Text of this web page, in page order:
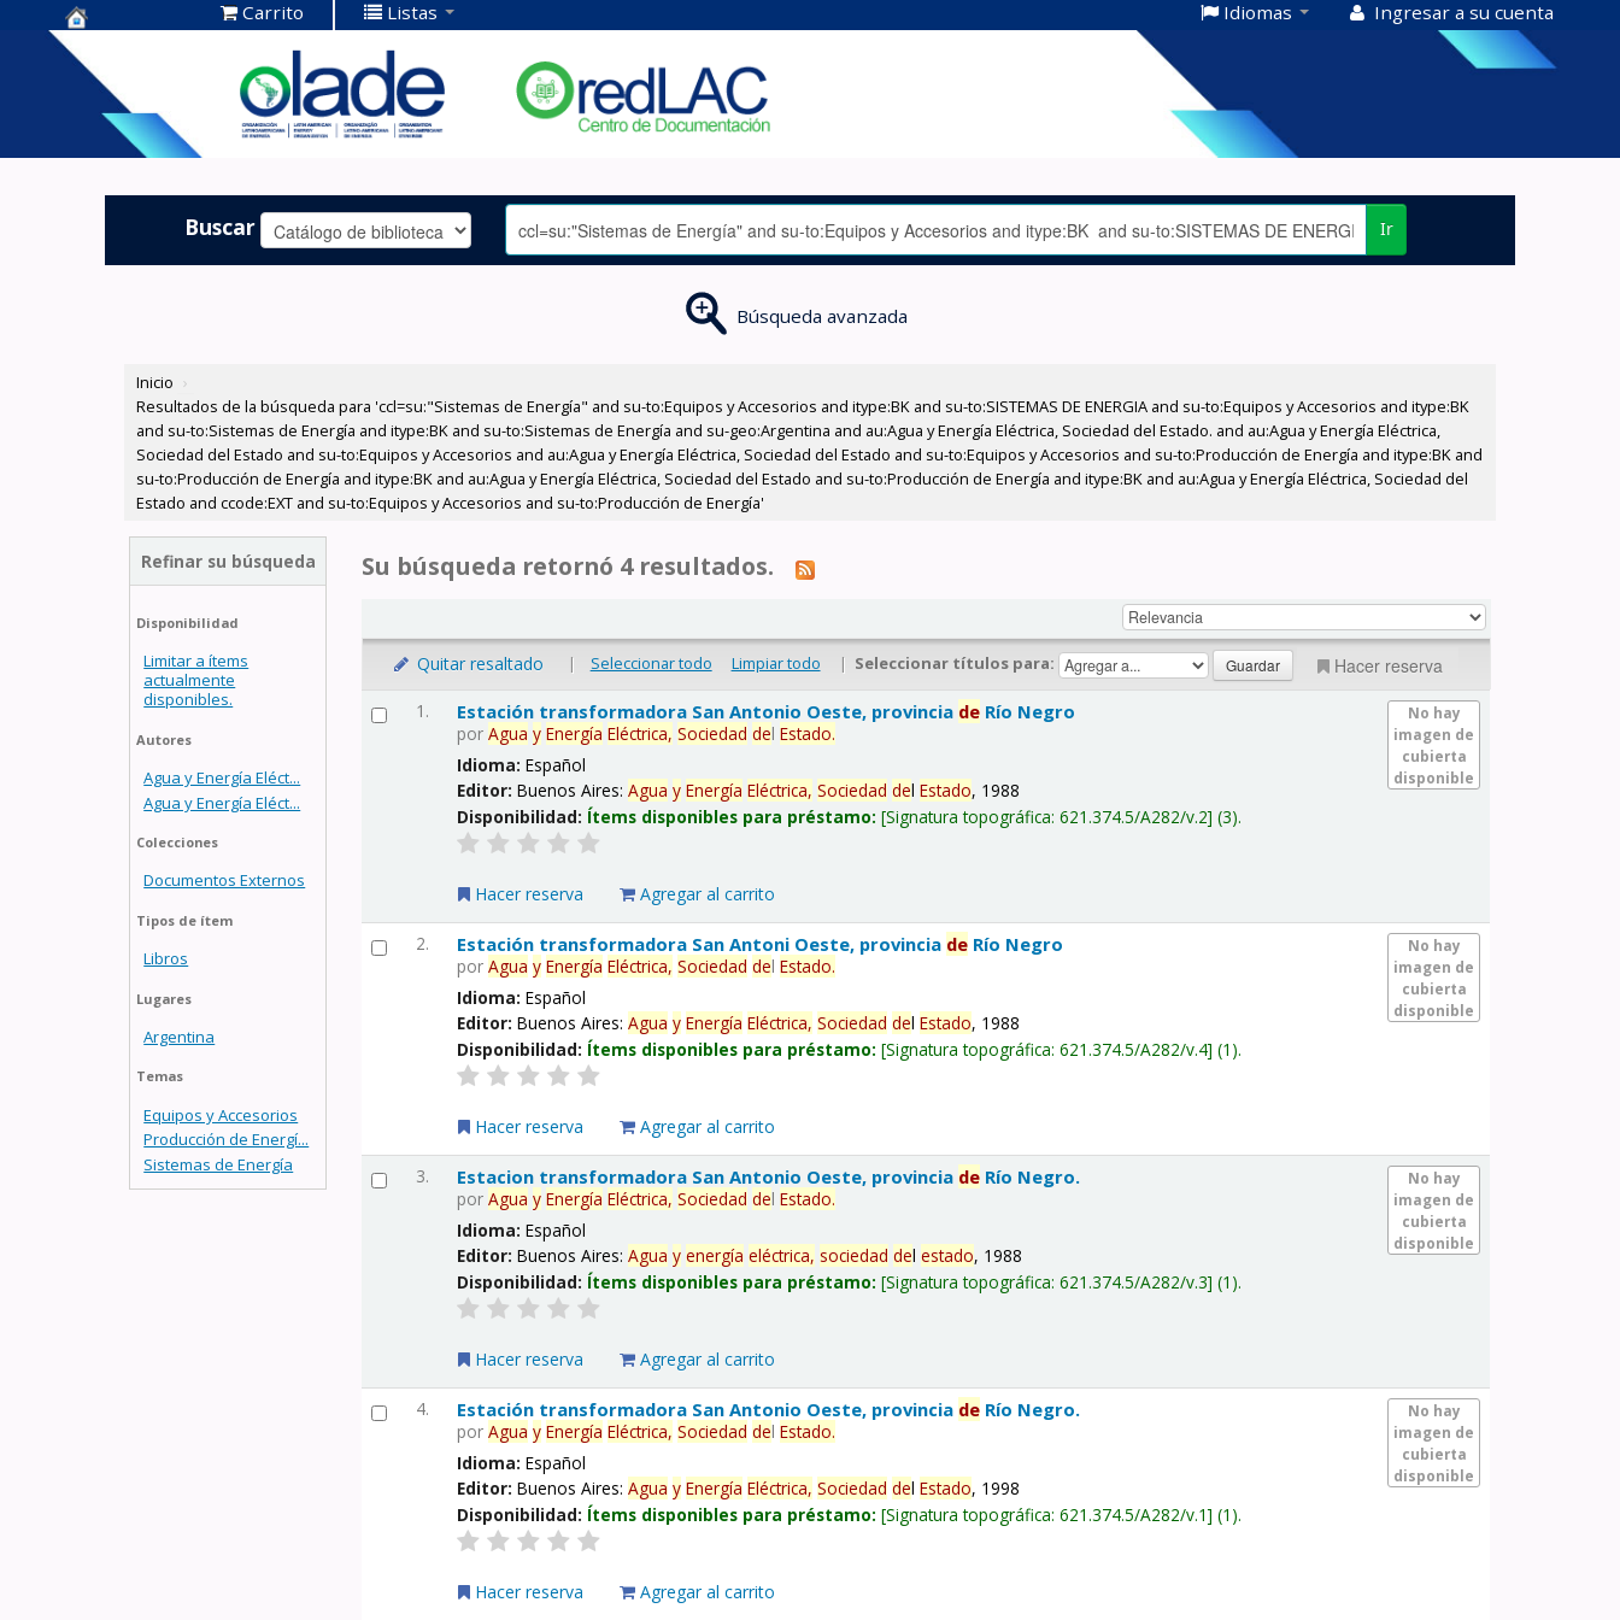
Centro de
Documentación
OLADE -
Carrito Listas Idiomas Ingresar a su cuenta
Buscar Ir
Búsqueda avanzada
Inicio ›
Resultados de la búsqueda para 'ccl=su:"Sistemas de Energía" and su-to:Equipos y Accesorios and itype:BK and su-to:SISTEMAS DE ENERGIA and su-to:Equipos y Accesorios and itype:BK
and su-to:Sistemas de Energía and itype:BK and su-to:Sistemas de Energía and su-geo:Argentina and au:Agua y Energía Eléctrica, Sociedad del Estado. and au:Agua y Energía Eléctrica,
Sociedad del Estado and su-to:Equipos y Accesorios and au:Agua y Energía Eléctrica, Sociedad del Estado and su-to:Equipos y Accesorios and su-to:Producción de Energía and itype:BK and
su-to:Producción de Energía and itype:BK and au:Agua y Energía Eléctrica, Sociedad del Estado and su-to:Producción de Energía and itype:BK and au:Agua y Energía Eléctrica, Sociedad del
Estado and ccode:EXT and su-to:Equipos y Accesorios and su-to:Producción de Energía'
Refinar su búsqueda
Disponibilidad
Limitar a ítems
actualmente
disponibles.
Autores
Agua y Energía Eléct...
Agua y Energía Eléct...
Colecciones
Documentos Externos
Tipos de ítem
Libros
Lugares
Argentina
Temas
Equipos y Accesorios
Producción de Energí...
Sistemas de Energía
Su búsqueda retornó 4 resultados.
Quitar resaltado | Seleccionar todo Limpiar todo | Seleccionar títulos para: Hacer reserva
1.
No hay
imagen de
cubierta
disponible
Estación transformadora San Antonio Oeste, provincia de Río Negro
porAgua y Energía Eléctrica, Sociedad delEstado.
Idioma:Español
Editor:Buenos Aires:Agua y Energía Eléctrica, Sociedad delEstado, 1988
Disponibilidad: Ítems disponibles para préstamo: Signatura topográfica:621.374.5/A282/v.2 (3).
Hacer reserva Agregar al carrito
2.
No hay
imagen de
cubierta
disponible
Estación transformadora San Antoni Oeste, provincia de Río Negro
porAgua y Energía Eléctrica, Sociedad delEstado.
Idioma:Español
Editor:Buenos Aires:Agua y Energía Eléctrica, Sociedad delEstado, 1988
Disponibilidad: Ítems disponibles para préstamo: Signatura topográfica:621.374.5/A282/v.4 (1).
Hacer reserva Agregar al carrito
3.
No hay
imagen de
cubierta
disponible
Estacion transformadora San Antonio Oeste, provincia de Río Negro.
porAgua y Energía Eléctrica, Sociedad delEstado.
Idioma:Español
Editor:Buenos Aires:Agua y energía eléctrica, sociedad delestado, 1988
Disponibilidad: Ítems disponibles para préstamo: Signatura topográfica:621.374.5/A282/v.3 (1).
Hacer reserva Agregar al carrito
4.
No hay
imagen de
cubierta
disponible
Estación transformadora San Antonio Oeste, provincia de Río Negro.
porAgua y Energía Eléctrica, Sociedad delEstado.
Idioma:Español
Editor:Buenos Aires:Agua y Energía Eléctrica, Sociedad delEstado, 1998
Disponibilidad: Ítems disponibles para préstamo: Signatura topográfica:621.374.5/A282/v.1 (1).
Hacer reserva Agregar al carrito